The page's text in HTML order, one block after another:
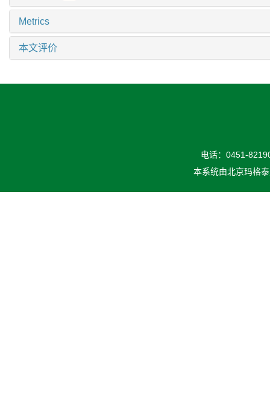
Metrics
本文评价
电话：0451-
本系统由北京玛格